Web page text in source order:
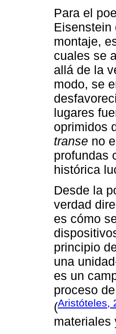
Para el
Eisenstein
montaje,
cuales se
allá de la
modo, se
lugares
oprimidos
transe no
profundas
histórica
Desde la
verdad
es cómo
principio
una
es un
proceso
(Aristóteles,
materiales